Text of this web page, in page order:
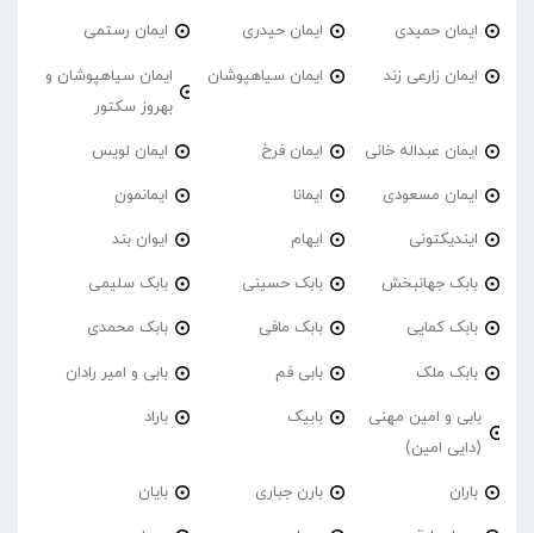
ایمان حمیدی ایمان حیدری ایمان رستمی
ایمان زارعی زند ایمان سیاهپوشان
ایمان سیاهپوشان و
بهروز سکتور
ایمان عبداله خانی ایمان فرخ ایمان لویس
ایمان مسعودی ایمانا ایمانمون
ایندیکتونی ایهام ایوان بند
بابک جهانبخش بابک حسینی بابک سلیمی
بابک کمایی بابک مافی بابک محمدی
بابک ملک بابی فم بابی و امیر رادان
بابی و امین مهنی
(دایی امین)
بابیک باراد
باران بارن جباری بایان